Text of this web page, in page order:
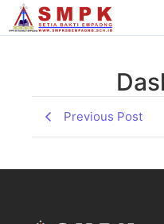
Previous Post